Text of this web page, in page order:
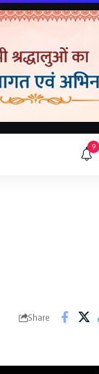
9
Share